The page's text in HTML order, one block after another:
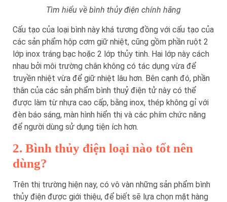
Tìm hiểu về bình thủy điện chính hãng
Cấu tạo của loại bình này khá tương đồng với cấu tạo của
các sản phẩm hộp cơm giữ nhiệt, cũng gồm phần ruột 2
lớp inox tráng bạc hoặc 2 lớp thủy tinh. Hai lớp này cách
nhau bởi môi trường chân không có tác dụng vừa để
truyền nhiệt vừa để giữ nhiệt lâu hơn. Bên cạnh đó, phần
thân của các sản phẩm bình thuỷ điện tử này có thể
được làm từ nhựa cao cấp, bằng inox, thép không gỉ với
đèn báo sáng, màn hình hiển thị và các phím chức năng
để người dùng sử dụng tiện ích hơn.
2. Bình thủy điện loại nào tốt nên
dùng?
Trên thị trường hiện nay, có vô vàn những sản phẩm bình
thủy điện được giới thiệu, để biết sẽ lựa chọn mặt hàng